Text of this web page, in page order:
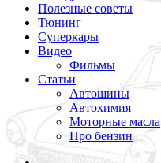
Полезные советы
Тюнинг
Суперкары
Видео
Фильмы
Статьи
Автошины
Автохимия
Моторные масла
Про бензин